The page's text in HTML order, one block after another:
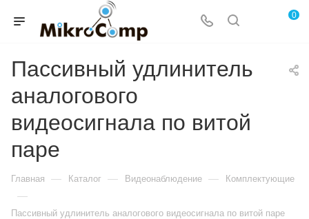
0
Пассивный удлинитель
аналогового
видеосигнала по витой
паре
Главная — Каталог — Видеонаблюдение — Комплектующие
—
Пассивный удлинитель аналогового видеосигнала по витой паре